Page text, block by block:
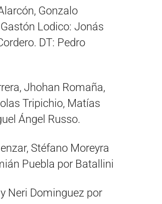
Gonzalo
Lodico: Jonás
DT: Pedro
Jhohan Romaña,
Tripichio, Matías
Ángel Russo.
Stéfano Moreyra
Puebla por Batallini
Neri Dominguez por